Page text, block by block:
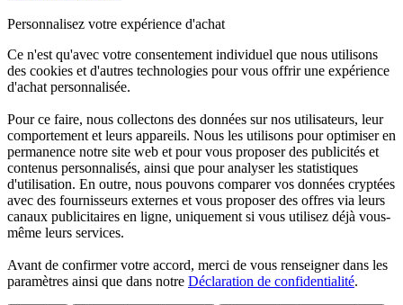
Personnalisez votre expérience d'achat
Ce n'est qu'avec votre consentement individuel que nous utilisons
des cookies et d'autres technologies pour vous offrir une expérience
d'achat personnalisée.
Pour ce faire, nous collectons des données sur nos utilisateurs, leur
comportement et leurs appareils. Nous les utilisons pour optimiser en
permanence notre site web et pour vous proposer des publicités et
contenus personnalisés, ainsi que pour analyser les statistiques
d'utilisation. En outre, nous pouvons comparer vos données cryptées
avec des fournisseurs externes et vous proposer des offres via leurs
canaux publicitaires en ligne, uniquement si vous utilisez déjà vous-
même leurs services.
Avant de confirmer votre accord, merci de vous renseigner dans les
paramètres ainsi que dans notre Déclaration de confidentialité.